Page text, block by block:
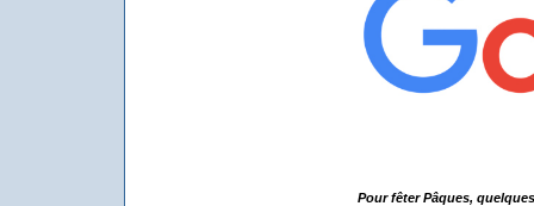
Pour fêter Pâques,